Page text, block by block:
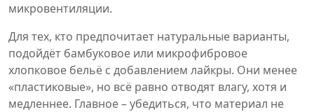
микровентиляции.
Для тех, кто предпочитает натуральные варианты,
подойдёт бамбуковое или микрофибровое
хлопковое бельё с добавлением лайкры. Они менее
«пластиковые», но всё равно отводят влагу, хотя и
медленнее. Главное – убедиться, что материал не